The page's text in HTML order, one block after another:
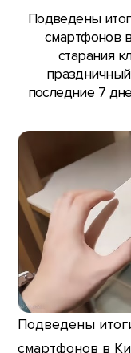
Подведены
смартфонов
старания
последние 7
Подведены
смартфонов в